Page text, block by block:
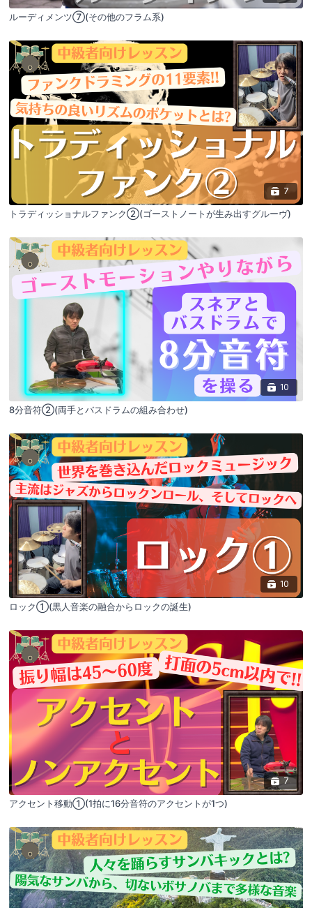
ルーディメンツ⑦(その他のフラム系)
7
トラディッショナルファンク②(ゴーストノートが生み出すグルーヴ)
10
8分音符②(両手とバスドラムの組み合わせ)
10
ロック①(黒人音楽の融合からロックの誕生)
7
アクセント移動①(1拍に16分音符のアクセントが1つ)